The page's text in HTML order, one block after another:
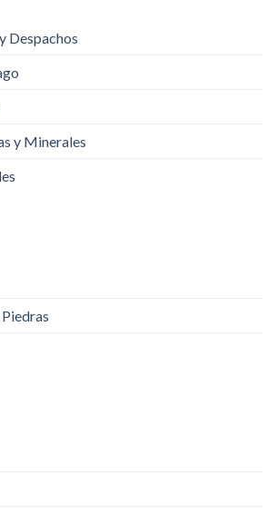
Despachos
y Minerales